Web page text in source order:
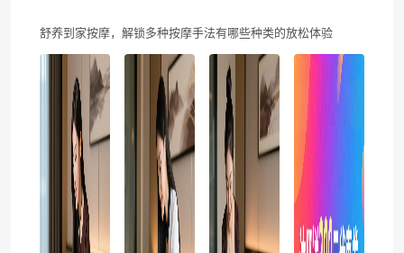
舒养到家按摩，解锁多种按摩手法有哪些种类的放松体验